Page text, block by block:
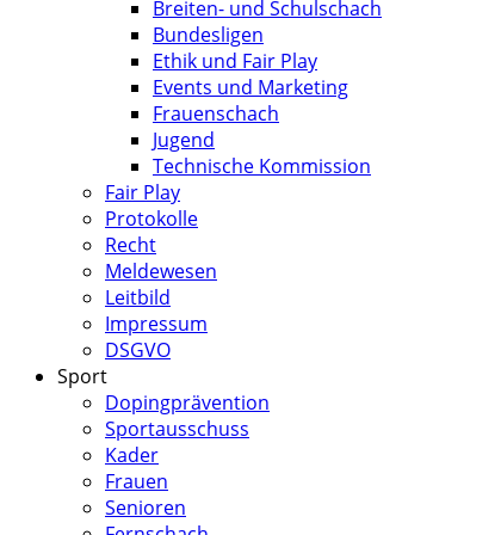
Breiten- und Schulschach
Bundesligen
Ethik und Fair Play
Events und Marketing
Frauenschach
Jugend
Technische Kommission
Fair Play
Protokolle
Recht
Meldewesen
Leitbild
Impressum
DSGVO
Sport
Dopingprävention
Sportausschuss
Kader
Frauen
Senioren